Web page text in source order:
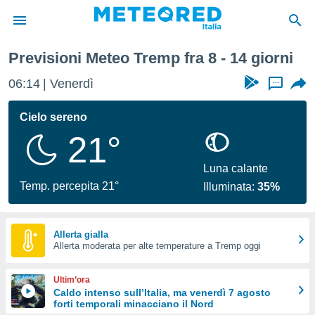
di
per
le
di
Web
le
Previsioni Meteo Tremp fra 8 - 14 giorni
06:14 Venerdì ...
Cielo sereno
21°
Temp. percepita 21°
Luna calante
Illuminata:35%
Allerta gialla
Allerta moderata per alte temperature a Tremp oggi
Ultim’ora
Caldo intenso sull’Italia, ma venerdì 7 agosto
forti temporali minacciano il Nord